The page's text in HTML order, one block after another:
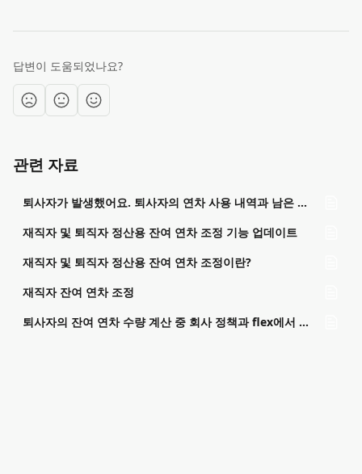
답변이 도움되었나요?
관련 자료
퇴사자가 발생했어요. 퇴사자의 연차 사용 내역과 남은 연차 수량은 어디서 확인하나요?
재직자 및 퇴직자 정산용 잔여 연차 조정 기능 업데이트
재직자 및 퇴직자 정산용 잔여 연차 조정이란?
재직자 잔여 연차 조정
퇴사자의 잔여 연차 수량 계산 중 회사 정책과 flex에서 표기된 연차일수가 다릅니다. 어떻게 수정하여 정산해야 하나요?